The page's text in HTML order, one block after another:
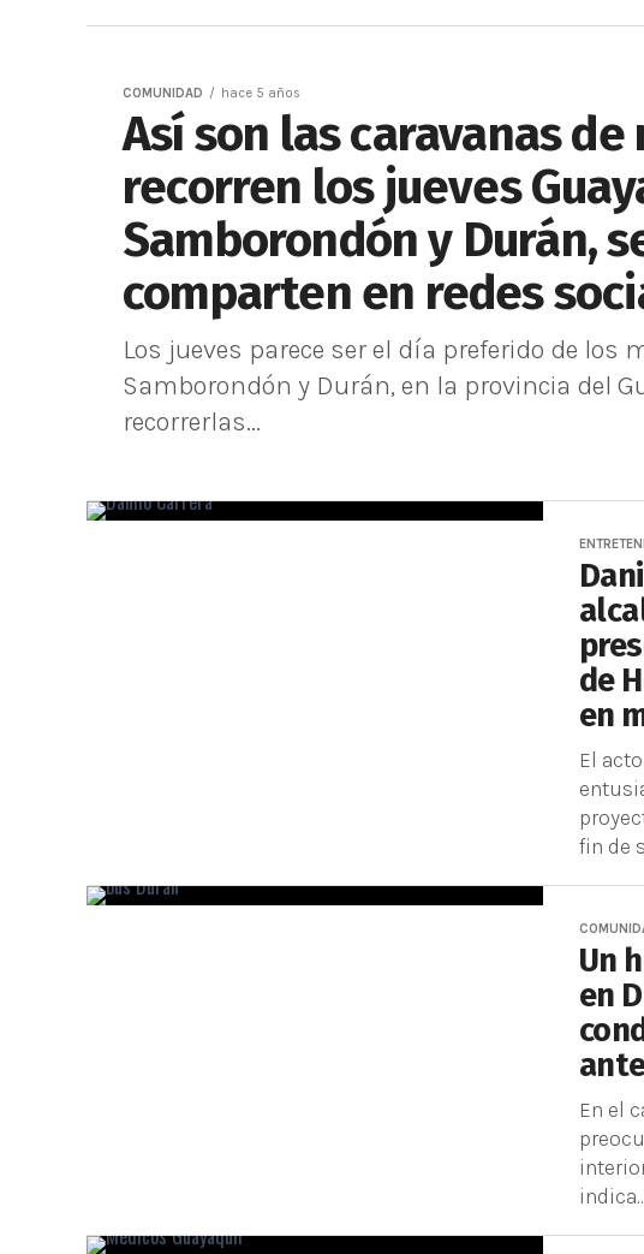
COMUNIDAD hace 5 años
Así son las caravanas
recorren los jueves
Samborondón y Durán,
comparten en redes
Los jueves parece ser el día preferido de los
Samborondón y Durán, en la provincia del
recorrerlas...
de
en
El
fin de
Un
en
En el